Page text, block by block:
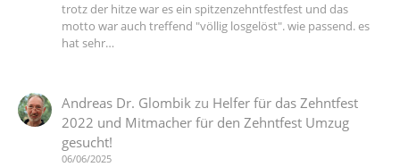
trotz der hitze war es ein spitzenzehntfestfest und das
motto war auch treffend "völlig losgelöst". wie passend. es
hat sehr…
Andreas Dr. Glombikzu Helfer für das Zehntfest
2022 und Mitmacher für den Zehntfest Umzug
gesucht!
06/06/2025